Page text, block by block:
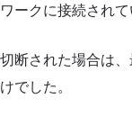
ークに接続され
断された場合は
でした。